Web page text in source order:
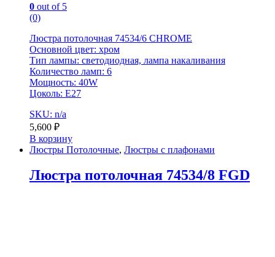
0 out of 5
(0)
Люстра потолочная 74534/6 CHROME
Основной цвет: хром
Тип лампы: светодиодная, лампа накаливания
Количество ламп: 6
Мощность: 40W
Цоколь: E27
SKU: n/a
5,600 ₽
В корзину
Люстры Потолочные, Люстры с плафонами
Люстра потолочная 74534/8 FGD